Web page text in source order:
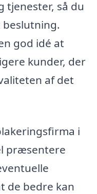
tjenester, så du
god idé at
kunder, der
af det
i
præsentere
de bedre kan